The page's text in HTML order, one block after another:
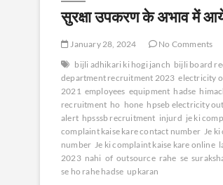
सुरक्षा उपकरण के अभाव में आये
January 28, 2024
No Comments
bijli adhikari ki hogi janch bijli board
department recruitment 2023 electricity
2021 employees equipment hadse
recruitment ho hone hpseb electricity
alert hpsssb recruitment injurd je ki
complaint kaise kare contact number Je
number Je ki complaint kaise kare online
2023 nahi of outsource rahe se
se ho rahe hadse upkaran